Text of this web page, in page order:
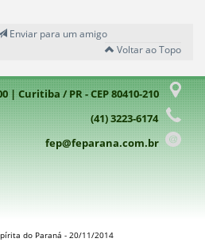
Enviar para um amigo
Voltar ao Topo
| Curitiba / PR - CEP 80410-210
(41) 3223-6174
fep@feparana.com.br
do Paraná - 20/11/2014